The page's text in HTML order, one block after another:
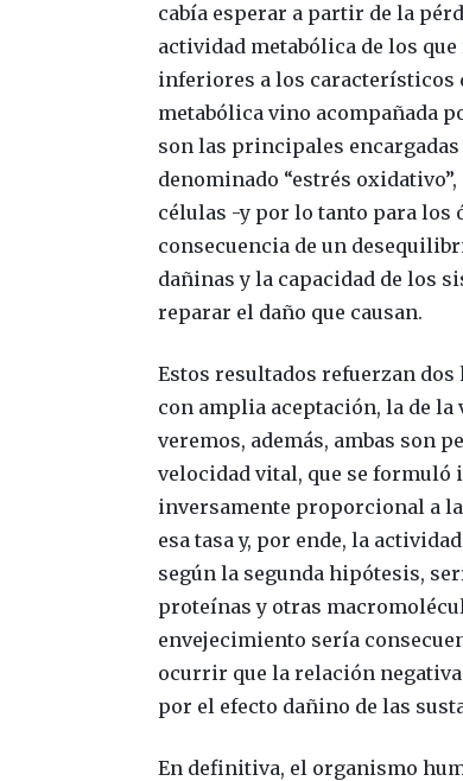
cabía esperar a partir de la
actividad metabólica de los
inferiores a los característicos
metabólica vino acompañada
son las principales
denominado “estrés
células -y por lo tanto para los
consecuencia de un
dañinas y la capacidad de los
reparar el daño que causan.
Estos resultados refuerzan
con amplia aceptación, la de la
veremos, además, ambas son
velocidad vital, que se formuló
inversamente proporcional a
esa tasa y, por ende, la
según la segunda hipótesis,
proteínas y otras
envejecimiento sería
ocurrir que la relación
por el efecto dañino de las
En definitiva, el organismo